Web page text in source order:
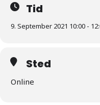
Tid
9. September 2021 10:00 -
Sted
Online